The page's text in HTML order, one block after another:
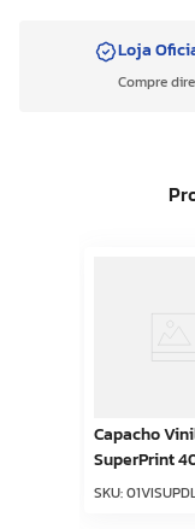
Loja
Compre
Capacho
SuperPrint
60cm Doce
SKU: